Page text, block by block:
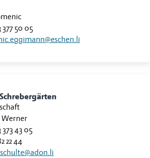
377 50 05
Werner
373 43 05
22 44